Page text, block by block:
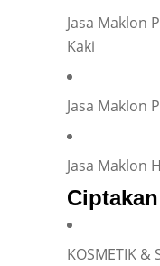
Jasa Maklon
Kaki
Jasa Maklon
Jasa Maklon
KOSMETIK &